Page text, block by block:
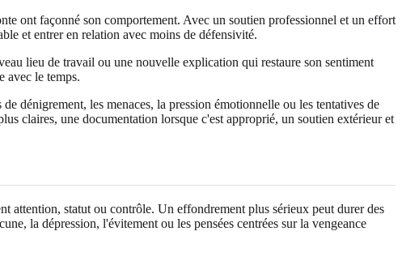
ont façonné son comportement. Avec un soutien professionnel et un effort
et entrer en relation avec moins de défensivité.
lieu de travail ou une nouvelle explication qui restaure son sentiment
avec le temps.
dénigrement, les menaces, la pression émotionnelle ou les tentatives de
claires, une documentation lorsque c'est approprié, un soutien extérieur et
attention, statut ou contrôle. Un effondrement plus sérieux peut durer des
la dépression, l'évitement ou les pensées centrées sur la vengeance